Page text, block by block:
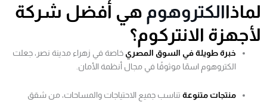
لماذاالكتروهوم هي أفضل شركة
لأجهزة الانتركوم؟
خبرة طويلة في السوق المصري خاصة في زهراء مدينة نصر، جعلت
الكتروهوم اسمًا موثوقًا في مجال أنظمة الأمان.
منتجات متنوعة تناسب جميع الاحتياجات والمساحات، من شقق